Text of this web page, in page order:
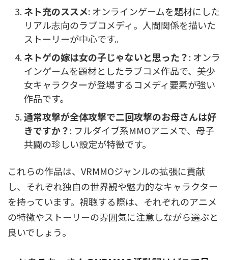
ネト充のススメ: オンラインゲームを題材にした
リアル志向のラブコメディ。人間関係を描いた
ストーリーが中心です。
ネトゲの嫁は女の子じゃないと思った？: オンラ
インゲームを題材としたラブコメ作品で、美少
女キャラクターが登場するコメディ要素が強い
作品です。
通常攻撃が全体攻撃で二回攻撃のお母さんは好
きですか？: フルダイブ系MMOアニメで、母子
共闘の珍しい設定が特徴です。
これらの作品は、VRMMOジャンルの拡張に貢献
し、それぞれ独自の世界観や魅力的なキャラクター
を持っています。視聴する際は、それぞれのアニメ
の特徴やストーリーの雰囲気に注意しながら選ぶと
良いでしょう​​。